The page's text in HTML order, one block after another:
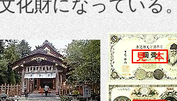
化財になっている